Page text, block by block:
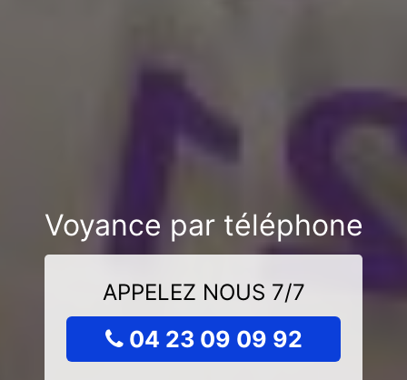
Voyance par téléphone
APPELEZ NOUS 7/7
04 23 09 09 92